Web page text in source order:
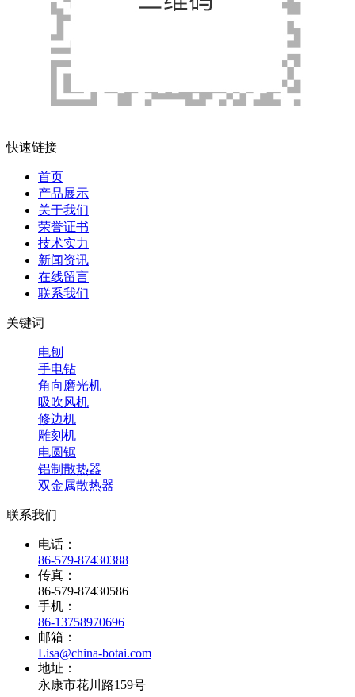
快速链接
首页
产品展示
关于我们
荣誉证书
技术实力
新闻资讯
在线留言
联系我们
关键词
电刨
手电钻
角向磨光机
吸吹风机
修边机
雕刻机
电圆锯
铝制散热器
双金属散热器
联系我们
电话：
86-579-87430388
传真：
86-579-87430586
手机：
86-13758970696
邮箱：
Lisa@china-botai.com
地址：
永康市花川路159号